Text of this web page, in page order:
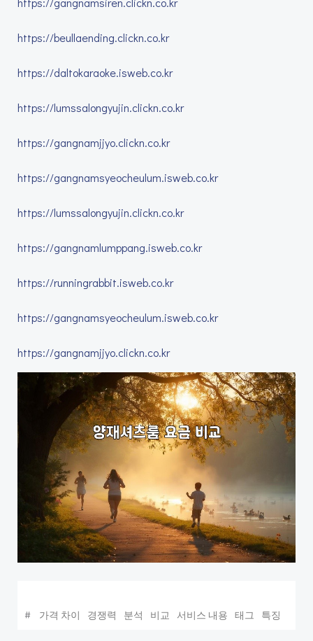
https://beullaending.clickn.co.kr
https://daltokaraoke.isweb.co.kr
https://lumssalongyujin.clickn.co.kr
https://gangnamjjyo.clickn.co.kr
https://gangnamsyeocheulum.isweb.co.kr
https://lumssalongyujin.clickn.co.kr
https://gangnamlumppang.isweb.co.kr
https://runningrabbit.isweb.co.kr
https://gangnamsyeocheulum.isweb.co.kr
https://gangnamjjyo.clickn.co.kr
# 가격 차이 경쟁력 분석 비교 서비스 내용 태그 특징